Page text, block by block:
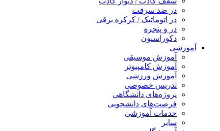
در ضد سرقت
در اتوماتیک / کرکره برقی
در و پنجره
دکوراسیون
آموزشی
آموزش موسیقی
آموزش کامپیوتر
آموزش ورزشی
تدریس خصوصی
پروژه‌های دانشگاهی
فرصت‌های دانشجویی
خدمات آموزشی
سایر